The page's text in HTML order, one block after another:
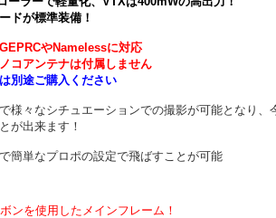
ドが標準装備！
やNamelessに対応
コアンテナは付属しません
別途ご購入ください
様々なシチュエーションでの撮影が可能となり、
が出来ます！
簡単なプロポの設定で飛ばすことが可能
ンを使用したメインフレーム！